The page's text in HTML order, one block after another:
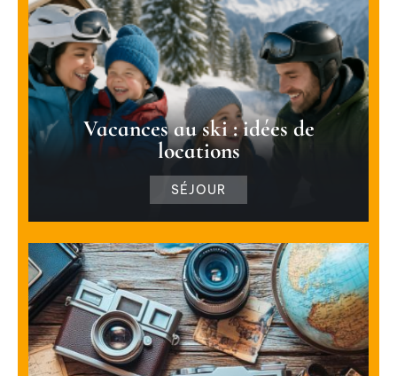
Vacances au ski : idées de
locations
SÉJOUR